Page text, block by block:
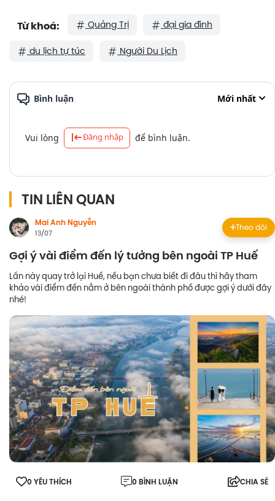
Từ khoá: Quảng Trị đại gia đình
du lịch tự túc Người Du Lịch
Bình luận Mới nhất
Vui lòng Đăng nhập để bình luận.
TIN LIÊN QUAN
Mai Anh Nguyễn
13/07
Theo dõi
Gợi ý vài điểm đến lý tưởng bên ngoài TP Huế
Lần này quay trở lại Huế, nếu bạn chưa biết đi đâu thì hãy tham
khảo vài điểm đến nằm ở bên ngoài thành phố được gợi ý dưới đây
nhé!
0 YÊU THÍCH 0 BÌNH LUẬN CHIA SẺ